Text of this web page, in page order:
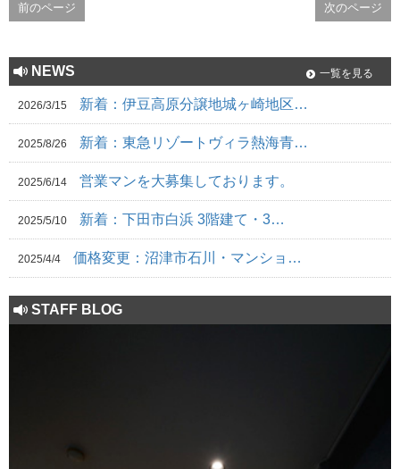
前のページ 次のページ
NEWS 一覧を見る
2026/3/15 新着：伊豆高原分譲地城ヶ崎地区…
2025/8/26 新着：東急リゾートヴィラ熱海青…
2025/6/14 営業マンを大募集しております。
2025/5/10 新着：下田市白浜 3階建て・3…
2025/4/4 価格変更：沼津市石川・マンショ…
STAFF BLOG